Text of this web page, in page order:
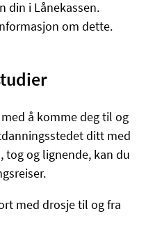
din i Lånekassen.
om dette.
å komme deg til og
ditt med
tog og lignende, kan du
med drosje til og fra